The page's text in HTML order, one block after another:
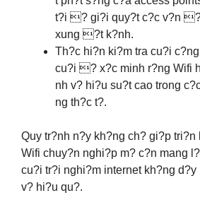
t?i ? gi?i quy?t c?c v?n
xung ?t k?nh.
Th?c hi?n ki?m tra cu?i
cu?i ? x?c minh r?ng Wifi
nh v? hi?u su?t cao trong
ng th?c t?.
Quy tr?nh n?y kh?ng ch? gi?p tri?n
Wifi chuy?n nghi?p m? c?n mang
cu?i tr?i nghi?m internet kh?ng d?y
v? hi?u qu?.